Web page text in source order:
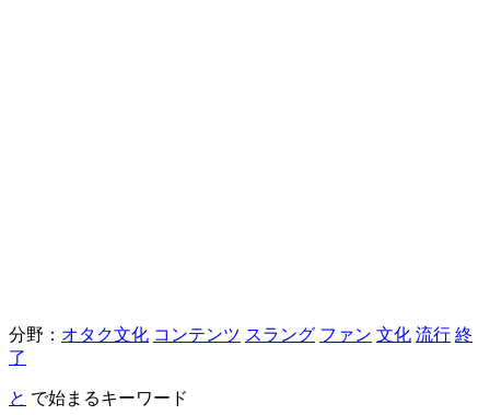
分野： オタク文化 コンテンツ スラング ファン 文化 流行 終
了
と で始まるキーワード